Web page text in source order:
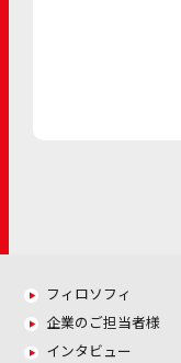
フィロソフィ
企業のご担当者様
インタビュー